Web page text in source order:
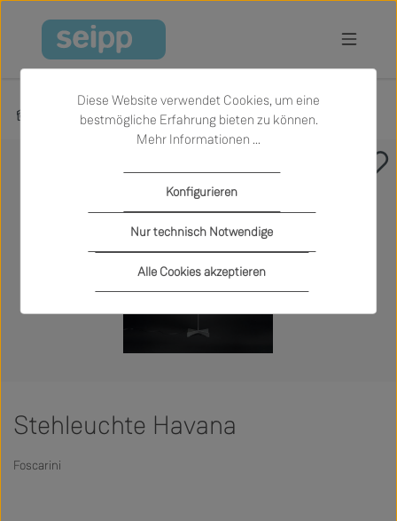
Zum Hauptinhalt springen
Produkte Licht Stehleuchten
Stehleuchte Havana
Foscarini
Diese Website verwendet Cookies, um eine
bestmögliche Erfahrung bieten zu können.
Mehr Informationen ...
Nur technisch Notwendige
Konfigurieren
Alle Cookies akzeptieren